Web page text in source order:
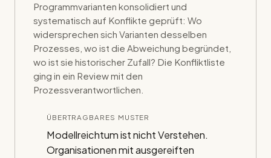
Programmvarianten konsolidiert und
systematisch auf Konflikte geprüft: Wo
widersprechen sich Varianten desselben
Prozesses, wo ist die Abweichung begründet,
wo ist sie historischer Zufall? Die Konfliktliste
ging in ein Review mit den
Prozessverantwortlichen.
ÜBERTRAGBARES MUSTER
Modellreichtum ist nicht Verstehen.
Organisationen mit ausgereiften